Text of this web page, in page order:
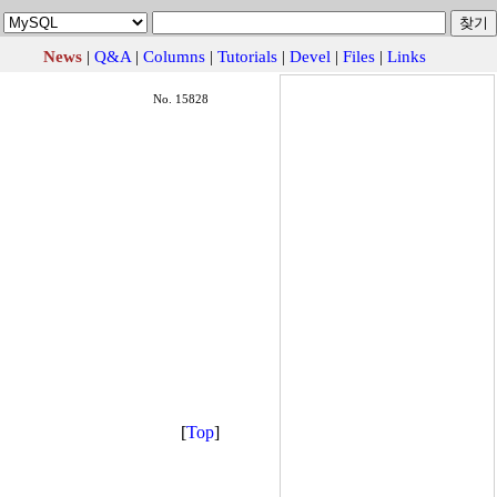
News | Q&A | Columns | Tutorials | Devel | Files | Links
No. 15828
[Top]